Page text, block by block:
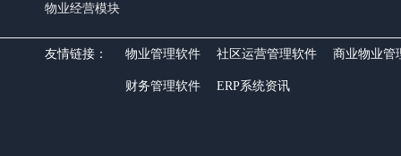
物业经营模块
友情链接： 物业管理软件 社区运营管理软件 商业物业管
财务管理软件 ERP系统资讯